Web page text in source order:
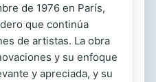
de 1976 en París,
que continúa
de artistas. La obra
y su enfoque
y apreciada, y su